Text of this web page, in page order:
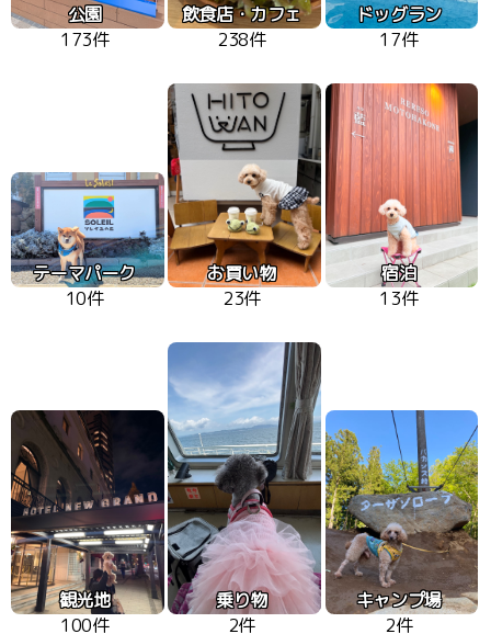
公園
173件
飲食店・カフェ
238件
ドッグラン
17件
テーマパーク
10件
お買い物
23件
宿泊
13件
観光地
100件
乗り物
2件
キャンプ場
2件